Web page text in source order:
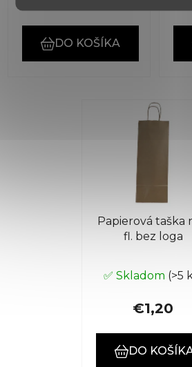
DO KOŠÍKA
Papierová taška
fl. bez loga
✅ Skladom (>5
€1,20
DO